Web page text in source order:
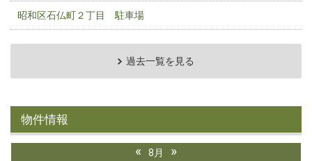
昭和区石仏町２丁目 駐車場
過去一覧を見る
物件情報
« 8月 »